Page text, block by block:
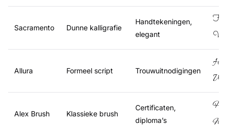
Sacramento Dunne kalligrafie
Handtekeningen,
elegant
Allura Formeel script Trouwuitnodigingen
Alex Brush Klassieke brush
Certificaten,
diploma’s